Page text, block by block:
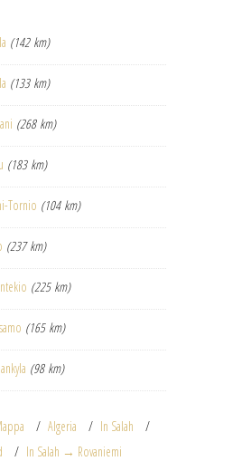
(142 km)
(133 km)
(268 km)
(183 km)
Tornio (104 km)
(237 km)
(225 km)
(165 km)
(98 km)
Algeria
In Salah
In Salah → Rovaniemi